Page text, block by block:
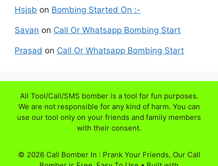
Hsjsb on Bombing Started On :-
Savan on Call Or Whatsapp Bombing Start
Prasad on Call Or Whatsapp Bombing Start
All Tool/Call/SMS bomber is a tool for fun purposes.
We are not responsible for any kind of harm. You can
use our tool only on your friends and family members
with their consent.
© 2026 Call Bomber In : Prank Your Friends, Our Call